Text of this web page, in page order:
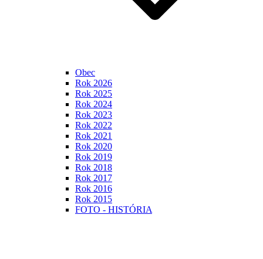
Obec
Rok 2026
Rok 2025
Rok 2024
Rok 2023
Rok 2022
Rok 2021
Rok 2020
Rok 2019
Rok 2018
Rok 2017
Rok 2016
Rok 2015
FOTO - HISTÓRIA